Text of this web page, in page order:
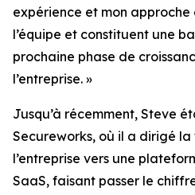
expérience et mon
l’équipe et constituent une
prochaine phase de
l’entreprise. »
Jusqu’à récemment, Steve
Secureworks, où il a dirigé
l’entreprise vers une
SaaS, faisant passer le